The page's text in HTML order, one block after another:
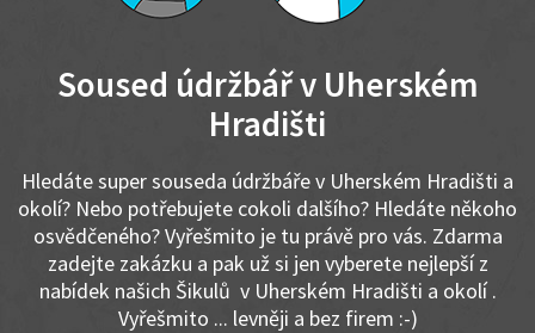
Soused údržbář v Uherském
Hradišti
Hledáte super souseda údržbáře v Uherském Hradišti a
okolí? Nebo potřebujete cokoli dalšího? Hledáte někoho
osvědčeného? Vyřešmito je tu právě pro vás. Zdarma
zadejte zakázku a pak už si jen vyberete nejlepší z
nabídek našich Šikulů v Uherském Hradišti a okolí .
Vyřešmito ... levněji a bez firem :-)